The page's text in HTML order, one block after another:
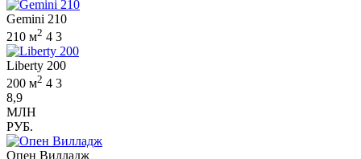
Gemini 210
210 м2 4 3
Liberty 200
200 м2 4 3
8,9
МЛН
РУБ.
Опен Вилладж